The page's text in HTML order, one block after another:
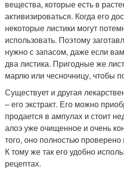
вещества, которые есть в
активизироваться. Когда его
некоторые листики могут
использовать. Поэтому
нужно с запасом, даже если
два листика. Пригодные же
марлю или чесночницу, чтобы
Существует и другая
– его экстракт. Его можно
продается в ампулах и стоит
алоэ уже очищенное и очень
того, оно полностью
К тому же так его удобно
рецептах.